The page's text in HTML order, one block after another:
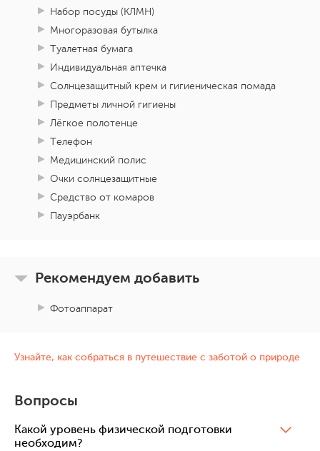
Набор посуды (КЛМН)
Многоразовая бутылка
Туалетная бумага
Индивидуальная аптечка
Солнцезащитный крем и гигиеническая помада
Предметы личной гигиены
Лёгкое полотенце
Телефон
Медицинский полис
Очки солнцезащитные
Средство от комаров
Пауэрбанк
Рекомендуем добавить
Фотоаппарат
Узнайте, как собраться в путешествие с заботой о природе
Вопросы
Какой уровень физической подготовки
необходим?